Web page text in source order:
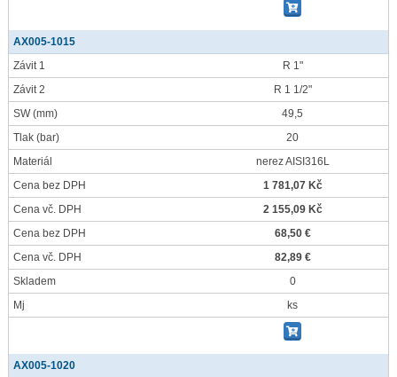
AX005-1015
Závit 1
R 1"
Závit 2
R 1 1/2"
SW(mm)
49,5
Tlak (bar)
20
Materiál
nerez AISI316L
Cena bez DPH
1 781,07 Kč
Cena vč. DPH
2 155,09 Kč
Cena bez DPH
68,50 €
Cena vč. DPH
82,89 €
Skladem
0
Mj
ks
AX005-1020